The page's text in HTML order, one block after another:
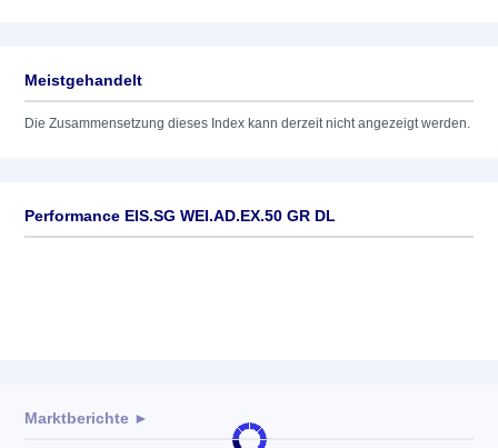
Meistgehandelt
Die Zusammensetzung dieses Index kann derzeit nicht angezeigt werden.
Performance EIS.SG WEI.AD.EX.50 GR DL
Marktberichte ►